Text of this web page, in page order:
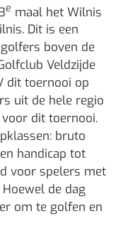
e maal het Wilnis
Dit is een
boven de
Veldzijde
dit toernooi op
uit de hele regio
dit toernooi.
bruto
handicap tot
voor spelers met
Hoewel de dag
om te golfen en